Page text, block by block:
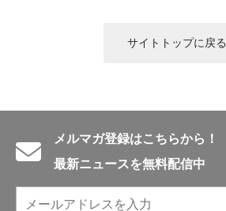
English introduction
サイトトップに戻る
メルマガ登録はこちらから！
最新ニュースを無料配信中